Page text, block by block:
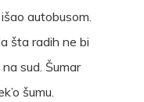
autobusom.
šta radih ne bi
sud. Šumar
šumu.